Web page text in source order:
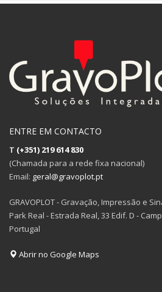
ENTRE EM CONTACTO
T (+351) 219 614 830
(Chamada para a rede fixa nacional)
Email: geral@gravoplot.pt
GRAVOPLOT - Gravação, Impressão e
Park Real - Estrada Real, 33 Edif. D -
Portugal
Abrir no Google Maps